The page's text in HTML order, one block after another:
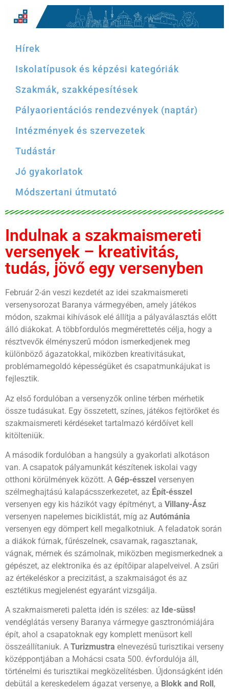
Hírek
Iskolatípusok és képzési kategóriák
Szakmák, szakképesítések
Pályaorientációs rendezvények (naptár)
Intézmények és szervezetek
Tudástár
Jó gyakorlatok
Módszertani útmutató
Indulnak a szakmaismereti
versenyek – kreativitás,
tudás, jövő egy versenyben
Február 2-án veszi kezdetét az idei szakmaismereti
versenysorozat Baranya vármegyében, amely játékos
módon, szakmai kihívások elé állítja a pályaválasztás előtt
álló diákokat. A többfordulós megmérettetés célja, hogy a
résztvevők élményszerű módon ismerkedjenek meg
különböző ágazatokkal, miközben kreativitásukat,
problémamegoldó képességüket és csapatmunkájukat is
fejlesztik.
Az első fordulóban a versenyzők online térben mérhetik
össze tudásukat. Egy összetett, színes, játékos fejtörőket és
szakmaismereti kérdéseket tartalmazó kérdőívet kell
kitölteniük.
A második fordulóban a hangsúly a gyakorlati alkotáson
van. A csapatok pályamunkát készítenek iskolai vagy
otthoni körülmények között. A Gép-ésszel versenyen
szélmeghajtású kalapácsszerkezetet, az Épít-ésszel
versenyen egy kis házikót vagy építményt, a Villany-Ász
versenyen napelemes biciklistát, míg az Autómánia
versenyen egy dömpert kell megalkotniuk. A feladatok során
a diákok fúrnak, fűrészelnek, csavarnak, ragasztanak,
vágnak, mérnek és számolnak, miközben megismerkednek a
gépészet, az elektronika és az építőipar alapelveivel. A zsűri
az értékeléskor a precizitást, a szakmaiságot és az
esztétikus megjelenést egyaránt vizsgálja.
A szakmaismereti paletta idén is széles: az Ide-süss!
vendéglátás verseny Baranya vármegye gasztronómiájára
épít, ahol a csapatoknak egy komplett menüsort kell
összeállítaniuk. A Turizmustra elnevezésű turisztikai verseny
középpontjában a Mohácsi csata 500. évfordulója áll,
történelmi és turisztikai megközelítésben. Újdonságként idén
debütál a kereskedelem ágazat versenye, a Blokk and Roll ,